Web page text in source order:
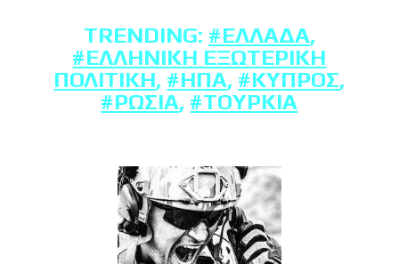
TRENDING: #ΕΛΛΆΔΑ,
#ΕΛΛΗΝΙΚΉ ΕΞΩΤΕΡΙΚΉ
ΠΟΛΙΤΙΚΉ, #ΗΠΑ, #ΚΎΠΡΟΣ,
#ΡΩΣΊΑ, #ΤΟΥΡΚΊΑ